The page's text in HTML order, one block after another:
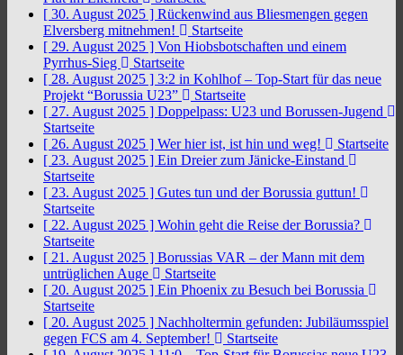
[ 30. August 2025 ] Rückenwind aus Bliesmengen gegen
Elversberg mitnehmen!
Startseite
[ 29. August 2025 ] Von Hiobsbotschaften und einem
Pyrrhus-Sieg
Startseite
[ 28. August 2025 ] 3:2 in Kohlhof – Top-Start für das neue
Projekt “Borussia U23”
Startseite
[ 27. August 2025 ] Doppelpass: U23 und Borussen-Jugend
Startseite
[ 26. August 2025 ] Wer hier ist, ist hin und weg!
Startseite
[ 23. August 2025 ] Ein Dreier zum Jänicke-Einstand
Startseite
[ 23. August 2025 ] Gutes tun und der Borussia guttun!
Startseite
[ 22. August 2025 ] Wohin geht die Reise der Borussia?
Startseite
[ 21. August 2025 ] Borussias VAR – der Mann mit dem
untrüglichen Auge
Startseite
[ 20. August 2025 ] Ein Phoenix zu Besuch bei Borussia
Startseite
[ 20. August 2025 ] Nachholtermin gefunden: Jubiläumsspiel
gegen FCS am 4. September!
Startseite